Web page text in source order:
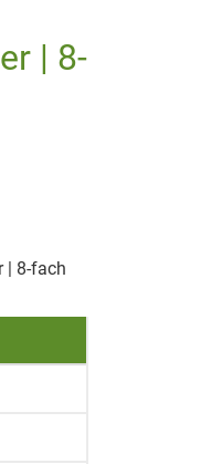
| 8-
| 8-fach